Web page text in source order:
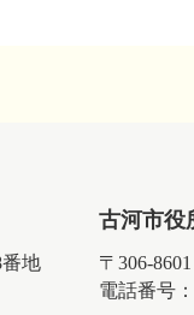
番地
古河市役
〒306-
電話番号